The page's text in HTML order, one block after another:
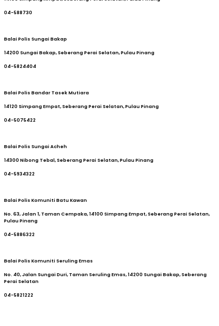
04-588730
Balai Polis Sungai Bakap
14200 Sungai Bakap, Seberang Perai Selatan, Pulau Pinang
04-5824404
Balai Polis Bandar Tasek Mutiara
14120 Simpang Empat, Seberang Perai Selatan, Pulau Pinang
04-5075422
Balai Polis Sungai Acheh
14300 Nibong Tebal, Seberang Perai Selatan, Pulau Pinang
04-5934322
Balai Polis Komuniti Batu Kawan
No. 63, Jalan 1, Taman Cempaka, 14100 Simpang Empat, Seberang Perai Selatan,
Pulau Pinang
04-5886322
Balai Polis Komuniti Seruling Emas
No. 40, Jalan Sungai Duri, Taman Seruling Emas, 14200 Sungai Bakap, Seberang
Perai Selatan
04-5821222